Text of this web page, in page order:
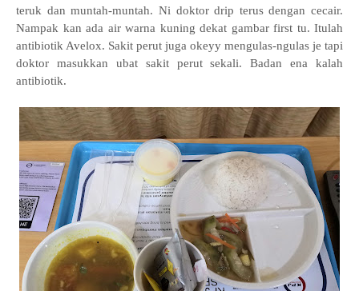
teruk dan muntah-muntah. Ni doktor drip terus dengan cecair.
Nampak kan ada air warna kuning dekat gambar first tu. Itulah
antibiotik Avelox. Sakit perut juga okeyy mengulas-ngulas je tapi
doktor masukkan ubat sakit perut sekali. Badan ena kalah
antibiotik.